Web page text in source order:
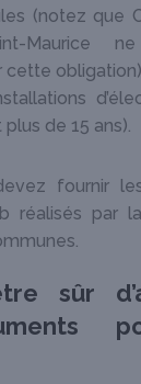
(notez que
Maurice
cette
de 15 ans).
fournir
réalisés par
sûr